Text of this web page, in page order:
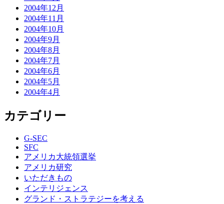
2004年12月
2004年11月
2004年10月
2004年9月
2004年8月
2004年7月
2004年6月
2004年5月
2004年4月
カテゴリー
G-SEC
SFC
アメリカ大統領選挙
アメリカ研究
いただきもの
インテリジェンス
グランド・ストラテジーを考える